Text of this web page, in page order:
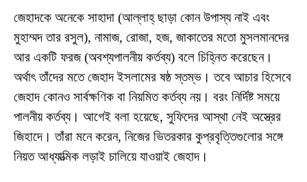
জেহাদকে অনেকে সাহাদা (আল্লাহ্ ছাড়া কোন উপাস্য নাই এবং
মুহাম্মদ তার রসুল), নামাজ, রোজা, হজ, জাকাতের মতো মুসলমানদের
আর একটি ফরজ (অবশ্যপালনীয় কর্তব্য) বলে চিহ্নিত করেছেন।
অর্থাৎ তাঁদের মতে জেহাদ ইসলামের ষষ্ঠ স্তম্ভ। তবে আচার হিসেবে
জেহাদ কোনও সার্বক্ষণিক বা নিয়মিত কর্তব্য নয়। বরং নির্দিষ্ট সময়ে
পালনীয় কর্তব্য। আগেই বলা হয়েছে, সুফিদের আস্থা নেই অস্ত্রের
জিহাদে। তাঁরা মনে করেন, নিজের ভিতরকার কুপ্রবৃত্তিগুলোর সঙ্গে
নিয়ত আধ্যাত্মিক লড়াই চালিয়ে যাওয়াই জেহাদ।